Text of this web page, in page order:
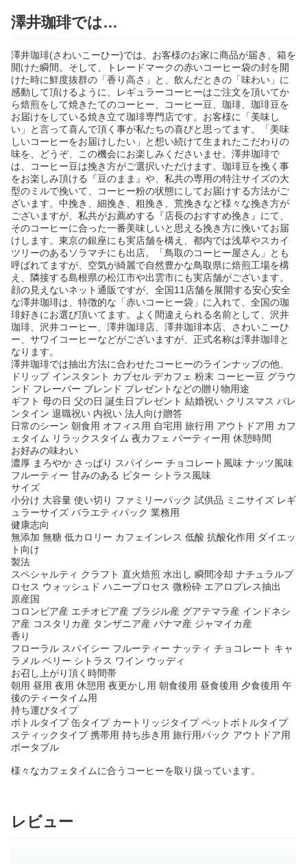
澤井珈琲では…
澤井珈琲(さわいこーひー)では、お客様のお家に商品が届き、箱を
開けた瞬間。そして、トレードマークの赤いコーヒー袋の封を開
けた時に鮮度抜群の「香り高さ」と、飲んだときの「味わい」に
感動して頂けるように、レギュラーコーヒーはご注文を頂いてか
ら焙煎をして焼きたてのコーヒー、コーヒー豆、珈琲、珈琲豆を
お届けをしている焼き立て珈琲専門店です。お客様に「美味し
い」と言って喜んで頂く事が私たちの喜びと思ってます。「美味
しいコーヒーをお届けしたい」と想い続けて生まれたこだわりの
味を、どうぞ、この機会にお楽しみくださいませ。澤井珈琲で
は、コーヒー豆は挽き方がご選択いただけます。珈琲豆を挽く事
をお楽しみ頂ける『豆のまま』や、私共の専用の特注サイズの大
型のミルで挽いて、コーヒー粉の状態にしてお届けする方法がご
ざいます。中挽き、細挽き、粗挽き、荒挽きなど様々な挽き方が
ございますが、私共がお薦めする『店長のおすすめ挽き』にて、
そのコーヒーに合った一番美味しいと思える挽き方に挽いてお届
けします。東京の銀座にも実店舗を構え、都内では浅草やスカイ
ツリーのあるソラマチにも出店。「鳥取のコーヒー屋さん」とも
呼ばれてますが、空気が綺麗で自然豊かな鳥取県に焙煎工場を構
え、隣接する島根県の松江市や出雲市にも実店舗がございます。
顔の見えないネット通販ですが、全国11店舗を展開する安心安全
な澤井珈琲は、特徴的な「赤いコーヒー袋」に入れて、全国の珈
琲好きにお選び頂いてます。よく間違えられる名前として、沢井
珈琲、沢井コーヒー、澤井珈琲店、澤井珈琲本店、さわいこーひ
ー、サワイコーヒーなどがございますが、正式名称は澤井珈琲と
なります。
澤井珈琲では抽出方法に合わせたコーヒーのラインナップの他、
ドリップ インスタント カプセル デカフェ 粉末 コーヒー豆 グラウ
ンド フレーバー ブレンド プレゼントなどの贈り物用途
ギフト 母の日 父の日 誕生日プレゼント 結婚祝い クリスマス バレ
ンタイン 退職祝い 内祝い 法人向け贈答
日常のシーン 朝食用 オフィス用 自宅用 旅行用 アウトドア用 カフ
ェタイム リラックスタイム 夜カフェ パーティー用 休憩時間
お好みの味わい
濃厚 まろやか さっぱり スパイシー チョコレート風味 ナッツ風味
フルーティー 甘みのある ビター シトラス風味
サイズ
小分け 大容量 使い切り ファミリーパック 試供品 ミニサイズ レギ
ュラーサイズ バラエティパック 業務用
健康志向
無添加 無糖 低カロリー カフェインレス 低酸 抗酸化作用 ダイエッ
ト向け
製法
スペシャルティ クラフト 直火焙煎 水出し 瞬間冷却 ナチュラルプ
ロセス ウォッシュド ハニープロセス 微粉砕 エアロプレス抽出
原産国
コロンビア産 エチオピア産 ブラジル産 グアテマラ産 インドネシ
ア産 コスタリカ産 タンザニア産 パナマ産 ジャマイカ産
香り
フローラル スパイシー フルーティー ナッティ チョコレート キャ
ラメル ベリー シトラス ワイン ウッディ
お召し上がり頂く時間帯
朝用 昼用 夜用 休憩用 夜更かし用 朝食後用 昼食後用 夕食後用 午
後のティータイム用
持ち運びタイプ
ボトルタイプ 缶タイプ カートリッジタイプ ペットボトルタイプ
スティックタイプ 携帯用 持ち歩き用 旅行用パック アウトドア用
ポータブル
様々なカフェタイムに合うコーヒーを取り扱っています。
レビュー